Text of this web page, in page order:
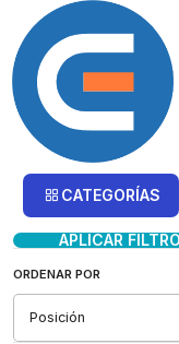
CATEGORÍAS
Inicio Productos
Hogar y
Filtrar Productos
1-1 de 1 productos
APLICAR
ORDENAR POR